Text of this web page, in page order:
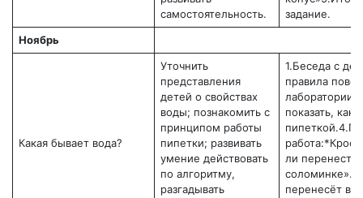
самостоятельность.
задание.
Ноябрь
Какая бывает вода?
Уточнить
представления
детей о свойствах
воды; познакомить с
принципом работы
пипетки; развивать
умение действовать
по алгоритму,
разгадывать
1.Беседа с
правила
показать, как
ли перенести
перенесёт